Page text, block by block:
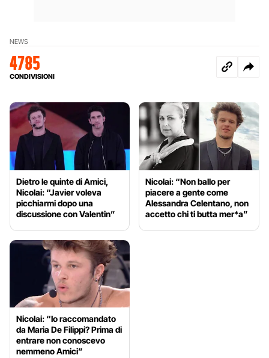
NEWS
4785
CONDIVISIONI
Dietro le quinte di Amici,
Nicolai: “Javier voleva
picchiarmi dopo una
discussione con Valentin”
Nicolai: “Non ballo per
piacere a gente come
Alessandra Celentano, non
accetto chi ti butta mer*a”
Nicolai: “Io raccomandato
da Maria De Filippi? Prima di
entrare non conoscevo
nemmeno Amici”